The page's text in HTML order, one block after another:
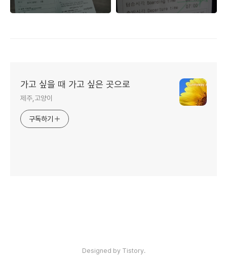
가고 싶을 때 가고 싶은 곳으로
제주,고양이
구독하기
Designed by Tistory.